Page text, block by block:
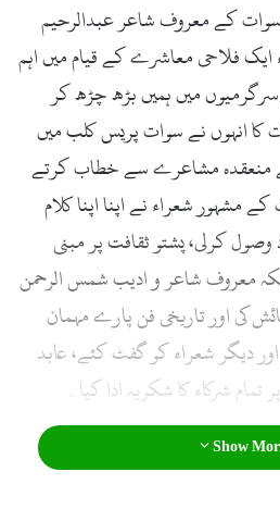
کے معروف شاعر عبدالرحیم
فلاحی معاشرے کے قیام میں اہم
سرگرمیوں میں ہمیں بڑھ چڑھ کر
کا انہوں نے سوات پریس کلب میں
منعقدہ مشاعرے سے خطاب کرتے
مشہور شعراء نے اپنا اپنا کلام
کرلی، پشتو ثقافت پر مبنی
معروف شاعر و ادیب شمس الرحمن
کی اور تاریخی فن پارے مہمان
دیگر شعراء کو گفٹ کئے، عابد
شرکاء کا شکریہ ادا کیا۔
Show